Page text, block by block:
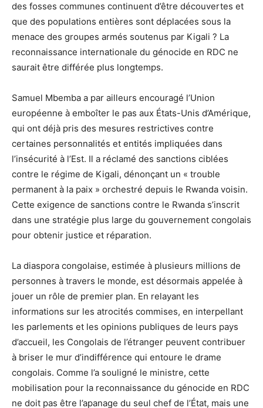
des fosses communes continuent d’être découvertes et
que des populations entières sont déplacées sous la
menace des groupes armés soutenus par Kigali ? La
reconnaissance internationale du génocide en RDC ne
saurait être différée plus longtemps.
Samuel Mbemba a par ailleurs encouragé l’Union
européenne à emboîter le pas aux États-Unis d’Amérique,
qui ont déjà pris des mesures restrictives contre
certaines personnalités et entités impliquées dans
l’insécurité à l’Est. Il a réclamé des sanctions ciblées
contre le régime de Kigali, dénonçant un « trouble
permanent à la paix » orchestré depuis le Rwanda voisin.
Cette exigence de sanctions contre le Rwanda s’inscrit
dans une stratégie plus large du gouvernement congolais
pour obtenir justice et réparation.
La diaspora congolaise, estimée à plusieurs millions de
personnes à travers le monde, est désormais appelée à
jouer un rôle de premier plan. En relayant les
informations sur les atrocités commises, en interpellant
les parlements et les opinions publiques de leurs pays
d’accueil, les Congolais de l’étranger peuvent contribuer
à briser le mur d’indifférence qui entoure le drame
congolais. Comme l’a souligné le ministre, cette
mobilisation pour la reconnaissance du génocide en RDC
ne doit pas être l’apanage du seul chef de l’État, mais une